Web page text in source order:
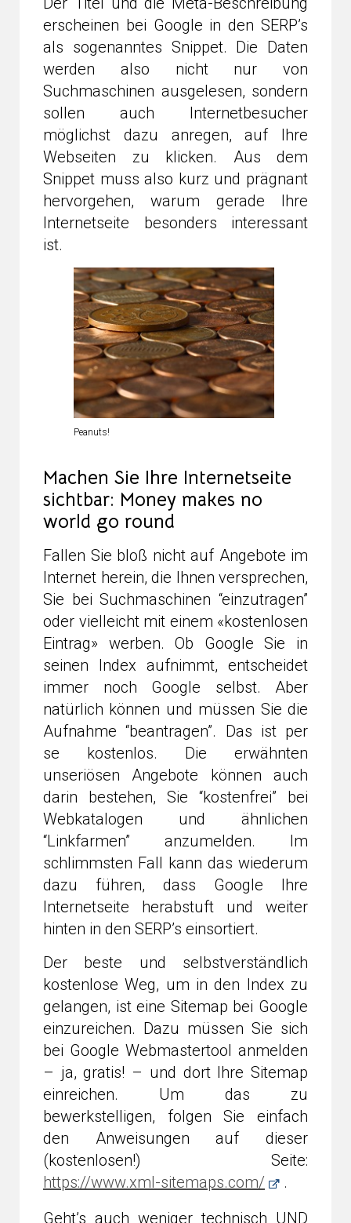
erscheinen bei Google in den SERP’s
als sogenanntes Snippet. Die Daten
werden also nicht nur von
Suchmaschinen ausgelesen, sondern
sollen auch Internetbesucher
möglichst dazu anregen, auf Ihre
Webseiten zu klicken. Aus dem
Snippet muss also kurz und prägnant
hervorgehen, warum gerade Ihre
Internetseite besonders interessant
ist.
Peanuts!
Machen Sie Ihre Internetseite
sichtbar: Money makes no
world go round
Fallen Sie bloß nicht auf Angebote im
Internet herein, die Ihnen versprechen,
Sie bei Suchmaschinen “einzutragen”
oder vielleicht mit einem «kostenlosen
Eintrag» werben. Ob Google Sie in
seinen Index aufnimmt, entscheidet
immer noch Google selbst. Aber
natürlich können und müssen Sie die
Aufnahme “beantragen”. Das ist per
se kostenlos. Die erwähnten
unseriösen Angebote können auch
darin bestehen, Sie “kostenfrei” bei
Webkatalogen und ähnlichen
“Linkfarmen” anzumelden. Im
schlimmsten Fall kann das wiederum
dazu führen, dass Google Ihre
Internetseite herabstuft und weiter
hinten in den SERP’s einsortiert.
Der beste und selbstverständlich
kostenlose Weg, um in den Index zu
gelangen, ist eine Sitemap bei Google
einzureichen. Dazu müssen Sie sich
bei Google Webmastertool anmelden
– ja, gratis! – und dort Ihre Sitemap
einreichen. Um das zu
bewerkstelligen, folgen Sie einfach
den Anweisungen auf dieser
(kostenlosen!) Seite:
https://www.xml-sitemaps.com/
.
Geht’s auch weniger technisch UND